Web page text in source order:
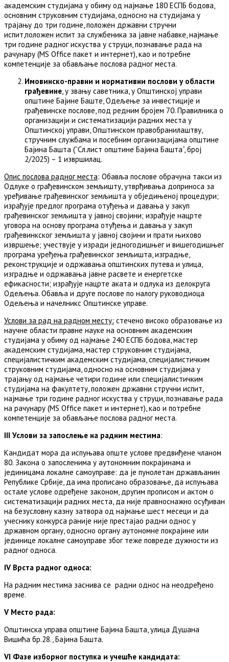
академским студијама у обиму од најмање 180 ЕСПБ бодова,
основним струковним студијама, односно на студијама у
трајању до три године, положен државни стручни
испит,положен испит за службеника за јавне набавке, најмање
три године радног искуства у струци, познавање рада на
рачунару (MS Office пакет и интернет), као и потребне
компетенције за обављање послова радног места.
Имовинско-правни и нормативни послови у области
грађевине,у звању саветника, у Општинској управи
општине Бајине Баште, Одељење за инвестиције и
грађевинске послове, под редним бројем 70. Правилника о
организацији и систематизацији радних места у
Општинској управи, Општинском правобранилаштву,
стручним службама и посебним организацијама општине
Бајина Башта (“Сл.лист општине Бајина Башта“, број
2/2025) – 1 извршилац.
Опис послова радног места: Обавља послове обрачуна такси из
Одлуке о грађевинском земљишту, утврђивања доприноса за
уређивање грађевинског земљишта у обједињеној процедури;
израђује предлог програма отуђења и давања у закуп
грађевинског земљишта у јавној својини; израђује нацрте
уговора на основу програма отуђења и давања у закуп
грађевинкског земљишта у јавној својини и прати њихово
извршење; учествује у изради једногодишњег и вишегодишњег
програма уређења грађевинског земљишта, изградње,
реконструкције и одржавања општинских путева и улица,
изградње и одржавања јавне расвете и енергетске
ефикасности; израђује нацрте аката и одлука из делокруга
Одељења. Обавља и друге послове по налогу руководиоца
Одељења и начелникс Општинске управе.
Услови за рад на радном месту: стечено високо образовање из
научне области правне науке на основним академским
студијама у обиму од најмање 240 ЕСПБ бодова, мастер
академским студијама, мастер струковним студијама,
специјалистичким академским студијама, специјалистичким
струковним студијама, односно на основним студијама у
трајању од најмање четири године или специјалистичким
студијама на факултету, положен државни стручни испит,
најмање три године радног искуства у струци, познавање рада
на рачунару (MS Office пакет и интернет), као и потребне
компетенције за обављање послова радног места.
III Услови за запослење на радним местима:
Кандидат мора да испуњава опште услове предвиђене чланом
80. Закона о запосленима у аутономним покрајинама и
јединицама локалне самоуправе: да је пунолетан држављанин
Републике Србије, да има прописано образовање, да испуњава
остале услове одређене законом, другим прописом и актом о
систематизацији радних места, да није правноснажно осуђиван
на безусловну казну затвора од најмање шест месеци и да
учеснику конкурса раније није престајао радни однос у
државном органу, односно органу аутономне покрајине или
јединице локалне самоуправе због теже повреде дужности из
радног односа.
IV Врста радног односа:
На радним местима заснива се радни однос на неодређенo
време.
V Место рада:
Општинска управа општине Бајина Башта, улица Душана
Вишића бр.28., Бајина Башта.
VI Фазе изборног поступка и учешће кандидата: